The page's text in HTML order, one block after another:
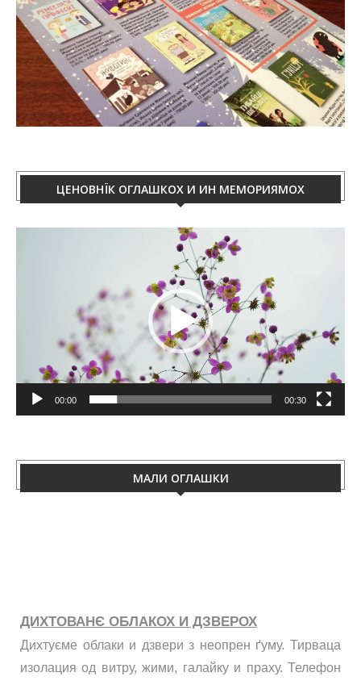
ЦЕНОВНЇК ОГЛАШКОХ И ИН МЕМОРИЯМОХ
00:00 00:30
МАЛИ ОГЛАШКИ
Дихтуєме облаки и дзвери з неопрен ґуму. Тирваца
изолация од витру, жими, галайку и праху. Телефон
060/50-88-433.